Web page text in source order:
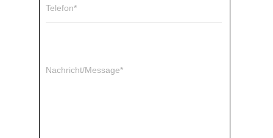
Telefon*
Nachricht/Message*